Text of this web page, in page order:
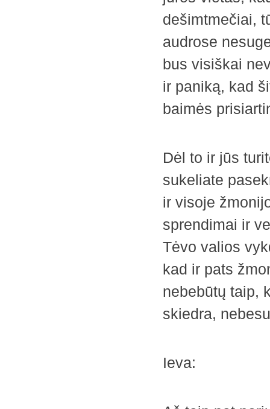
dešimtmečiai,
audrose
bus visiškai
ir paniką, kad
baimės
Dėl to ir jūs
sukeliate
ir visoje
sprendimai ir
Tėvo valios
kad ir pats
nebebūtų taip,
skiedra,
Ieva: